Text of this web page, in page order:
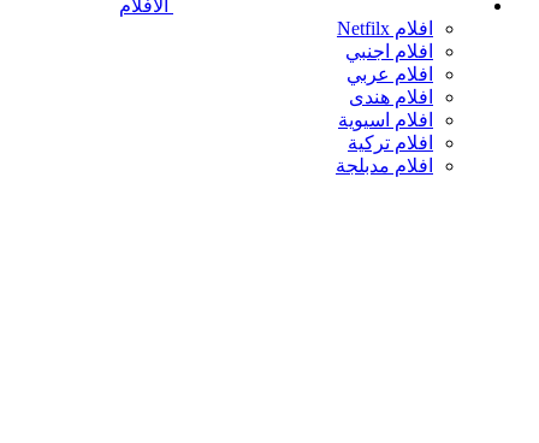
الافلام
افلام Netfilx
افلام اجنبي
افلام عربي
افلام هندى
افلام اسيوية
افلام تركية
افلام مدبلجة